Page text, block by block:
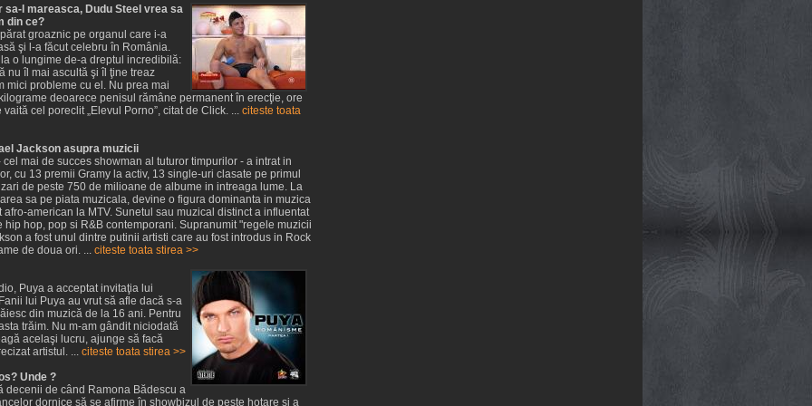
sa-l mareasca, Dudu Steel vrea sa
din ce?
groaznic pe organul care i-a
şi l-a făcut celebru în România.
o lungime de-a dreptul incredibilă:
nu îl mai ascultă şi îl ţine treaz
mici probleme cu el. Nu prea mai
deoarece penisul rămâne permanent în erecţie, ore
cel poreclit „Elevul Porno”, citat de Click. ... citeste toata
Jackson asupra muzicii
mai de succes showman al tuturor timpurilor - a intrat in
cu 13 premii Gramy la activ, 13 single-uri clasate pe primul
de peste 750 de milioane de albume in intreaga lume. La
sa pe piata muzicala, devine o figura dominanta in muzica
afro-american la MTV. Sunetul sau muzical distinct a influentat
hip hop, pop si R&B contemporani. Supranumit "regele muzicii
a fost unul dintre putinii artisti care au fost introdus in Rock
de doua ori. ... citeste toata stirea >>
Puya a acceptat invitaţia lui
lui Puya au vrut să afle dacă s-a
din muzică de la 16 ani. Pentru
trăim. Nu m-am gândit niciodată
acelaşi lucru, ajunge să facă
artistul. ... citeste toata stirea >>
Unde ?
decenii de când Ramona Bădescu a
dornice să se afirme în showbizul de peste hotare şi a